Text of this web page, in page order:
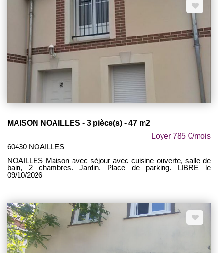
MAISON NOAILLES - 3 pièce(s) - 47 m2
Loyer 785 €/mois
60430 NOAILLES
NOAILLES Maison avec séjour avec cuisine ouverte, salle de
bain, 2 chambres. Jardin. Place de parking. LIBRE le
09/10/2026